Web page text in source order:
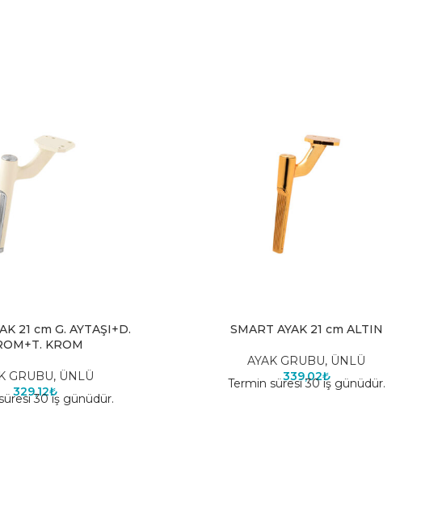
21 cm G. AYTAŞI+D.
KROM
GRUBU, ÜNLÜ
329,12₺
30 iş günüdür.
SMART AYAK 21 cm ALTIN
AYAK GRUBU, ÜNLÜ
339,02₺
Termin süresi 30 iş günüdür.